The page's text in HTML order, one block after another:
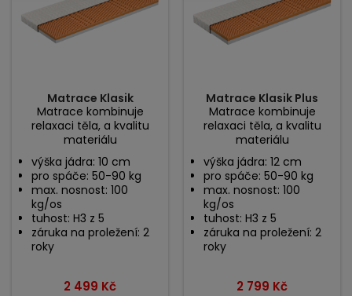
Matrace Klasik
Matrace kombinuje
relaxaci těla, a kvalitu
materiálu
výška jádra: 10 cm
pro spáče: 50-90 kg
max. nosnost: 100
kg/os
tuhost: H3 z 5
záruka na proležení: 2
roky
Cena
2 499 Kč
Matrace Klasik Plus
Matrace kombinuje
relaxaci těla, a kvalitu
materiálu
výška jádra: 12 cm
pro spáče: 50-90 kg
max. nosnost: 100
kg/os
tuhost: H3 z 5
záruka na proležení: 2
roky
Cena
2 799 Kč